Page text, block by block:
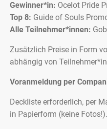
Gewinner*in: Ocelot Pride
Top 8: Guide of Souls
Alle Teilnehmer*innen:
Zusätzlich Preise in Form
abhängig von
Voranmeldung per
Deckliste erforderlich, per
in Papierform (keine Fotos!).